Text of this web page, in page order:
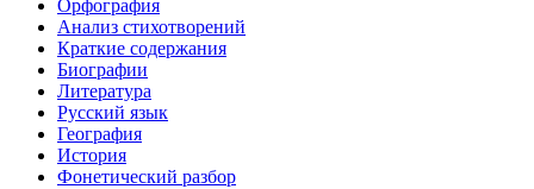
Орфография
Анализ стихотворений
Краткие содержания
Биографии
Литература
Русский язык
География
История
Фонетический разбор